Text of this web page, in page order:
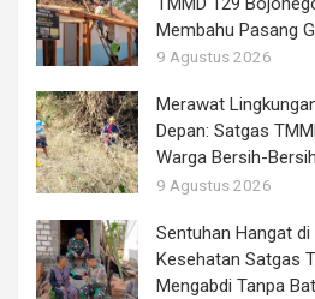
Membahu Pasang
9 Agustus 2026
Merawat
Depan: Satgas
Warga Bersih-
9 Agustus 2026
Sentuhan Hangat
Kesehatan Satgas
Mengabdi Tanpa